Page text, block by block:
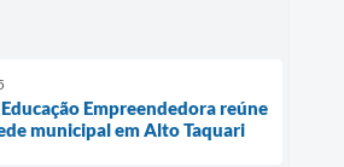
Empreendedora reúne
municipal em Alto Taquari